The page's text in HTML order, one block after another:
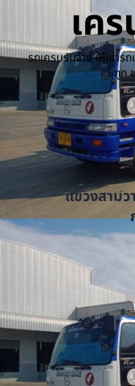
เค
รถเครนรับจ้าง ให้เช่า
ถูก
แขวงสามว